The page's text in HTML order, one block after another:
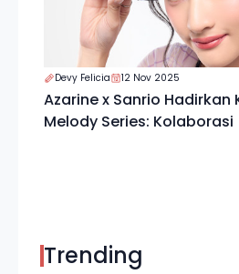
Devy Felicia 12 Nov 2025
Azarine x Sanrio Hadirkan
Melody Series: Kolaborasi
Trending